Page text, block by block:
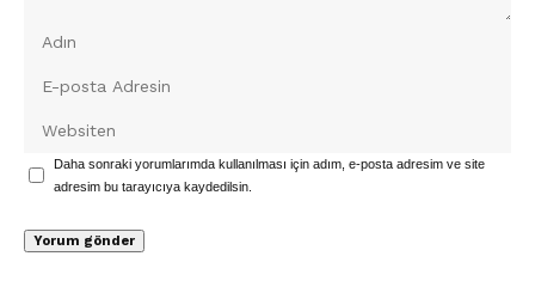
Daha sonraki yorumlarımda kullanılması için adım, e-posta adresim ve site
adresim bu tarayıcıya kaydedilsin.